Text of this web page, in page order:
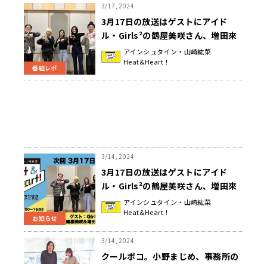
番組レポ
3/17, 2024
3月17日の放送はゲストにアイド
ル・Girls²の鶴屋美咲さん、増田來
亜さんの2人が登場！そして公開録
音イベント観覧者募集が本日まで！
アインシュタイン・山崎紘菜
Heat&Heart！
お知らせ
3/14, 2024
3月17日の放送はゲストにアイド
ル・Girls²の鶴屋美咲さん、増田來
亜さんの2人が登場！『アインシュタ
イン・山崎紘菜 Heat&Heart!』
アインシュタイン・山崎紘菜
Heat&Heart！
3/14, 2024
クールポコ。小野まじめ、事務所の